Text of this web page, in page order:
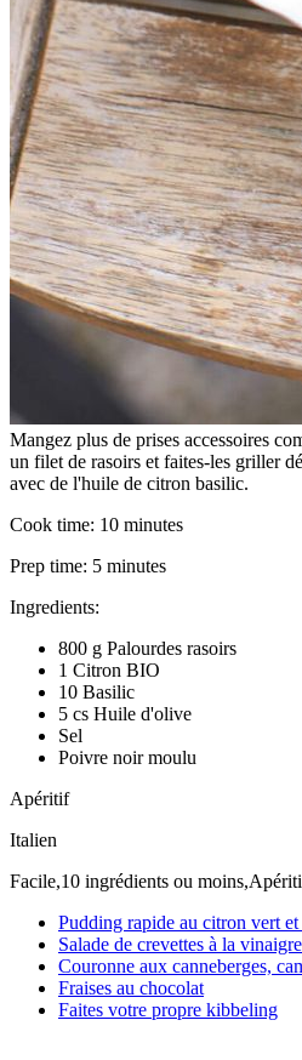
Mangez plus de prises accessoires
un filet de rasoirs et faites-les griller
avec de l'huile de citron basilic.
Cook time: 10 minutes
Prep time: 5 minutes
Ingredients:
800 g Palourdes rasoirs
1 Citron BIO
10 Basilic
5 cs Huile d'olive
Sel
Poivre noir moulu
Apéritif
Italien
Facile,10 ingrédients ou
Pudding rapide au citron vert
Salade de crevettes à la
Couronne aux canneberges,
Fraises au chocolat
Faites votre propre kibbeling